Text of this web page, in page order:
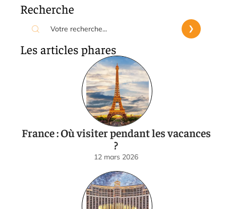
Recherche
Les articles phares
France : Où visiter pendant les vacances
?
12 mars 2026